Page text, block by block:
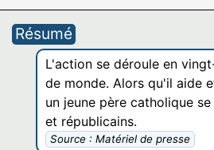
Résumé
L'action se déroule en
de monde. Alors qu'il aide
un jeune père catholique
et républicains.
Source : Matériel de presse